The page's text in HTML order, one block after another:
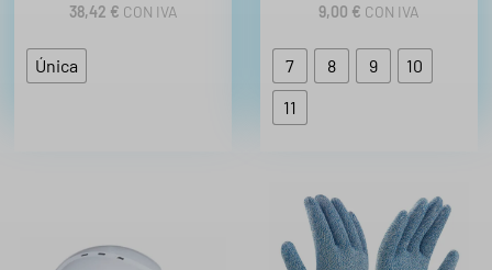
38,42 € CON IVA
Única
9,00 € CON IVA
7 8 9
10
11